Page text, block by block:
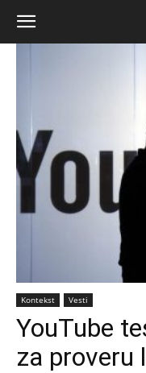
Kontekst Vesti
YouTube
za proveru